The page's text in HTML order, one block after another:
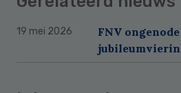
19 mei 2026
FNV